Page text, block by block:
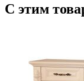
С этим